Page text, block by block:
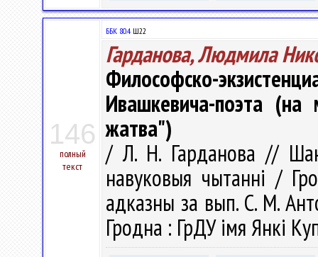
146
полный
текст
ББК 80.4 Ш22
Гарданова, Людмила
Философско-
Ивашкевича-поэта (на
жатва")
/ Л. Н. Гарданова //
навуковыя чытаннi /
адказны за вып. С. М.
Гродна : ГрДУ імя Янкі